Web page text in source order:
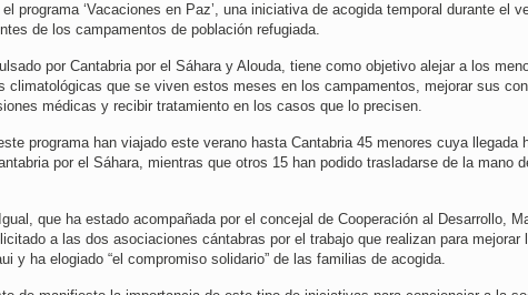
programa ‘Vacaciones en Paz’, una iniciativa de acogida temporal durante el
de los campamentos de población refugiada.
por Cantabria por el Sáhara y Alouda, tiene como objetivo alejar a los
climatológicas que se viven estos meses en los campamentos, mejorar sus
médicas y recibir tratamiento en los casos que lo precisen.
programa han viajado este verano hasta Cantabria 45 menores cuya llegada
por el Sáhara, mientras que otros 15 han podido trasladarse de la mano
que ha estado acompañada por el concejal de Cooperación al Desarrollo,
a las dos asociaciones cántabras por el trabajo que realizan para mejorar
y ha elogiado “el compromiso solidario” de las familias de acogida.